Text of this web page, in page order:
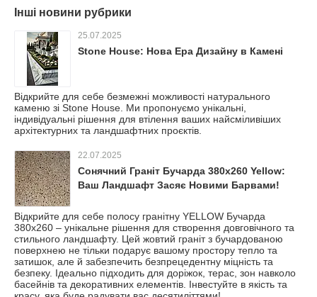
Інші новини рубрики
25.07.2025
Stone House: Нова Ера Дизайну в Камені
Відкрийте для себе безмежні можливості натурального
каменю зі Stone House. Ми пропонуємо унікальні,
індивідуальні рішення для втілення ваших найсміливіших
архітектурних та ландшафтних проєктів.
22.07.2025
Сонячний Граніт Бучарда 380х260 Yellow:
Ваш Ландшафт Засяє Новими Барвами!
Відкрийте для себе полосу гранітну YELLOW Бучарда
380х260 – унікальне рішення для створення довговічного та
стильного ландшафту. Цей жовтий граніт з бучардованою
поверхнею не тільки подарує вашому простору тепло та
затишок, але й забезпечить безпрецедентну міцність та
безпеку. Ідеально підходить для доріжок, терас, зон навколо
басейнів та декоративних елементів. Інвестуйте в якість та